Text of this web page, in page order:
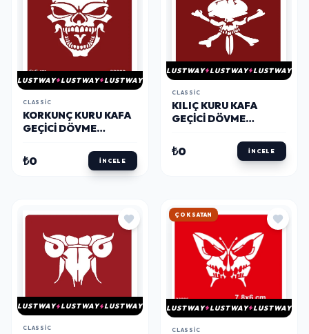
LUSTWAY LUSTWAY LUSTWAY
CLASSIC
KORKUNÇ KURU KAFA
GEÇICI DÖVME
₺0 İNCELE
LUSTWAY LUSTWAY LUSTWAY
CLASSIC
KILIÇ KURU KAFA
GEÇICI DÖVME
₺0 İNCELE
LUSTWAY LUSTWAY LUSTWAY
CLASSIC
HIZLI KARGO
LUSTWAY LUSTWAY LUSTWAY
CLASSIC